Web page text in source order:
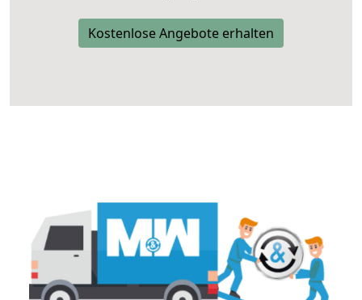
Kostenlose Angebote erhalten